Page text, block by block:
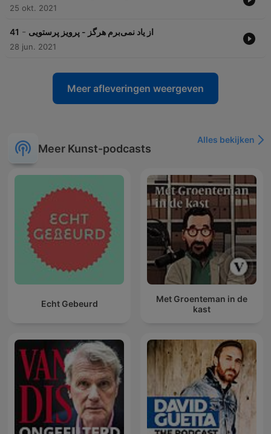
25 okt. 2021
41 - از یاد نمی‌برم هرگز - پرویز پرستویی
28 jun. 2021
Meer afleveringen weergeven
Meer Kunst-podcasts
Alles bekijken
Echt Gebeurd
Met Groenteman in de
kast